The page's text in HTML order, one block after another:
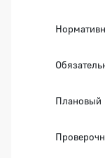
Плановый